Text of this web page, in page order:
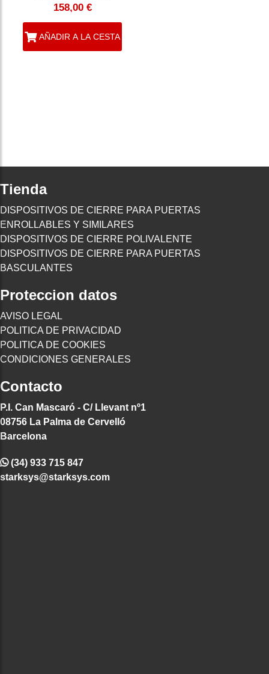
158,00 €
AÑADIR A LA CESTA
Tienda
DISPOSITIVOS DE CIERRE PARA PUERTAS
ENROLLABLES Y SIMILARES
DISPOSITIVOS DE CIERRE POLIVALENTE
DISPOSITIVOS DE CIERRE PARA PUERTAS
BASCULANTES
Proteccion datos
AVISO LEGAL
POLITICA DE PRIVACIDAD
POLITICA DE COOKIES
CONDICIONES GENERALES
Contacto
P.I. Can Mascaró - C/ Llevant nº1
08756 La Palma de Cervelló
Barcelona
(34) 933 715 847
starksys@starksys.com